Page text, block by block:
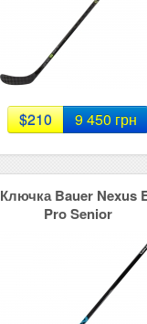
$210 9 450 грн
Ключка Bauer Nexus
Pro Senior